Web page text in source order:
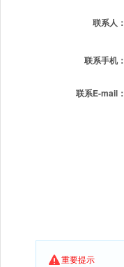
联系人：
联系手机：
联系E-mail：
重要提示